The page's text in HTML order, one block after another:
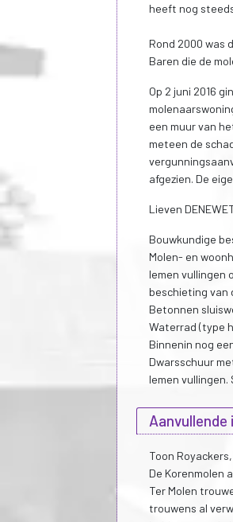
heeft nog
Rond 2000 was
Baren die de
Op 2 juni 2016
een muur van
meteen de
afgezien. De
Lieven
Bouwkundige
Molen- en
lemen vullingen
beschieting van
Betonnen
Waterrad (type
Binnenin nog
Dwarsschuur
lemen
Toon
De Korenmolen
Ter Molen
trouwens al